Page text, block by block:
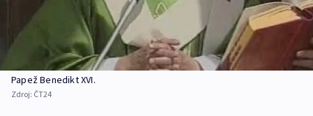
Papež Benedikt XVI.
Zdroj: ČT24